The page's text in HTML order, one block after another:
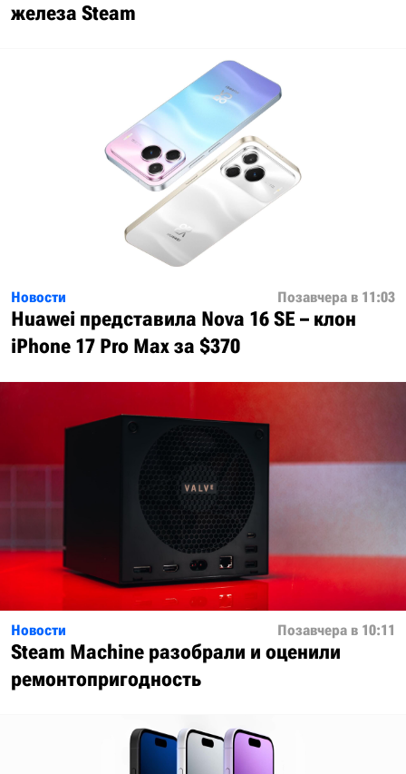
железа Steam
Новости Позавчера в 11:03
Huawei представила Nova 16 SE – клон
iPhone 17 Pro Max за $370
Новости Позавчера в 10:11
Steam Machine разобрали и оценили
ремонтопригодность